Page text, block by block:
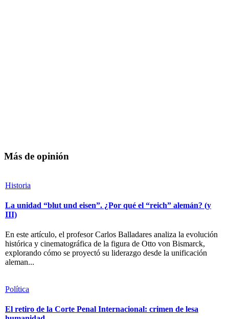
Más de opinión
Historia
La unidad “blut und eisen”. ¿Por qué el “reich” alemán? (y
III)
En este artículo, el profesor Carlos Balladares analiza la evolución
histórica y cinematográfica de la figura de Otto von Bismarck,
explorando cómo se proyectó su liderazgo desde la unificación
aleman...
Política
El retiro de la Corte Penal Internacional: crimen de lesa